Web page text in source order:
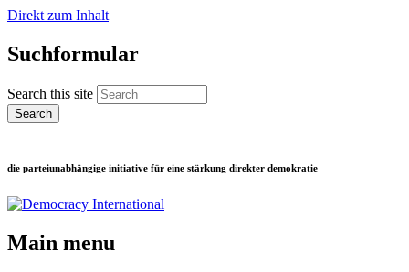
Direkt zum Inhalt
Suchformular
Search this site
die parteiunabhängige initiative für eine stärkung direkter demokratie
Main menu